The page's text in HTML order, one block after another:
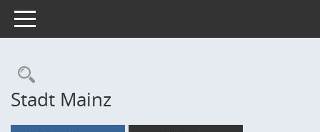
Toggle navigation
Rechercheauswahl
Stadt Mainz